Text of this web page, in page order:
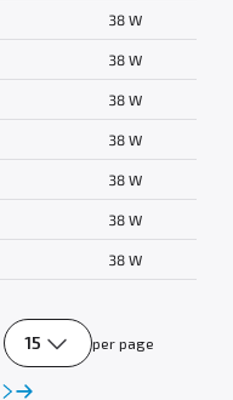
38 W
38 W
38 W
38 W
38 W
38 W
38 W
15 per page